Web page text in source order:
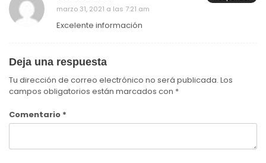
marzo 31, 2021 a las 7:21 am
Excelente información
Deja una respuesta
Tu dirección de correo electrónico no será publicada. Los
campos obligatorios están marcados con *
Comentario *